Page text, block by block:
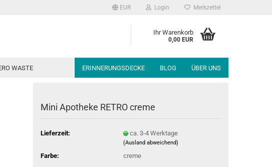
EUR Login Merkzettel
Ihr Warenkorb
0,00 EUR
WASTE ERINNERUNGSDECKE BLOG ÜBER UNS
Mini Apotheke RETRO creme
Lieferzeit: ca. 3-4 Werktage
(Ausland abweichend)
Farbe: creme